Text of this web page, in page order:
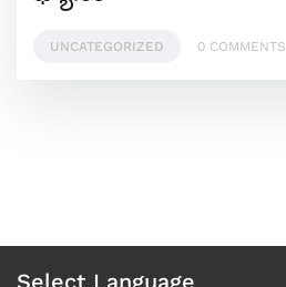
UNCATEGORIZED 0 COMMENTS